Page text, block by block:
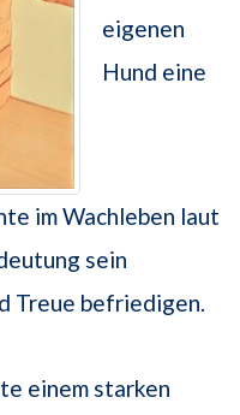
eigenen
Hund eine
im Wachleben laut
sein
Treue befriedigen.
einem starken